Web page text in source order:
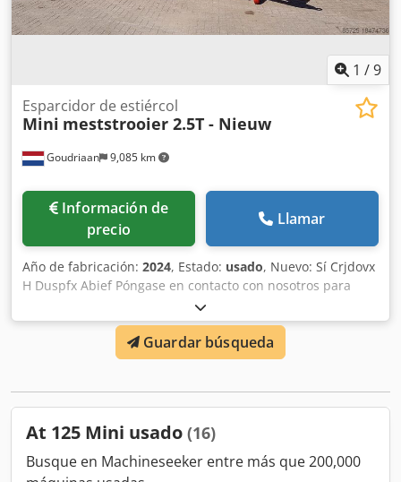
1 /9
Goudriaan 9,085 km
Esparcidor de estiércol
Mini meststrooier 2.5T - Nieuw
Información de
precio
Llamar
Año de fabricación: 2024, Estado: usado, Nuevo: Sí Crjdovx
H Duspfx Abief Póngase en contacto con nosotros para
Guardar búsqueda
At 125 Mini usado (16)
Busque en Machineseeker entre más que 200,000